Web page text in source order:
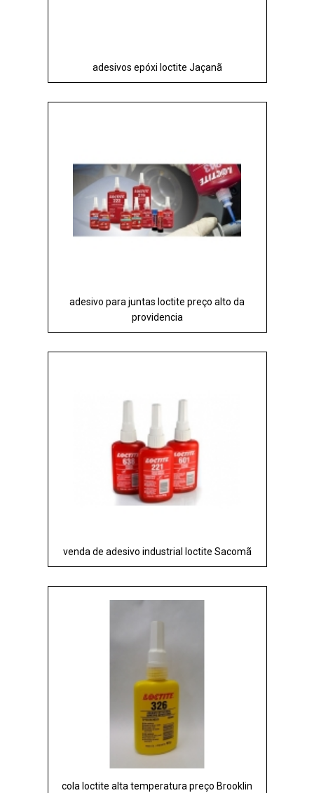
adesivos epóxi loctite Jaçanã
adesivo para juntas loctite preço alto da
providencia
venda de adesivo industrial loctite Sacomã
cola loctite alta temperatura preço Brooklin